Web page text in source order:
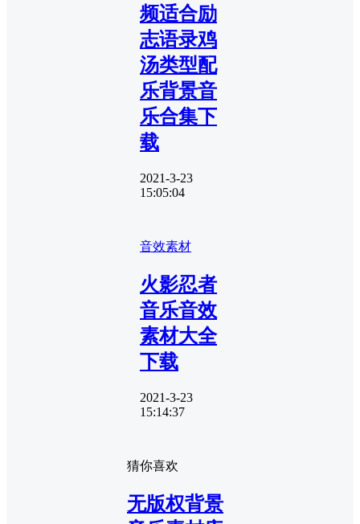
频适合励
志语录鸡
汤类型配
乐背景音
乐合集下
载
2021-3-23
15:05:04
音效素材
火影忍者
音乐音效
素材大全
下载
2021-3-23
15:14:37
猜你喜欢
无版权背景